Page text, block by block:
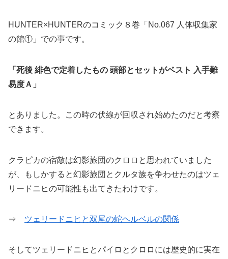
HUNTER×HUNTERのコミック８巻「No.067 人体収集家
の館①」での事です。
「死後 緋色で定着したもの 頭部とセットがベスト 入手難
易度Ａ」
とありました。この時の伏線が回収され始めたのだと考察
できます。
クラピカの宿敵は幻影旅団のクロロと思われていました
が、もしかすると幻影旅団とクルタ族を争わせたのはツェ
リードニヒの可能性も出てきたわけです。
⇒ ツェリードニヒと双尾の蛇ヘルベルの関係
そしてツェリードニヒとパイロとクロロには歴史的に実在